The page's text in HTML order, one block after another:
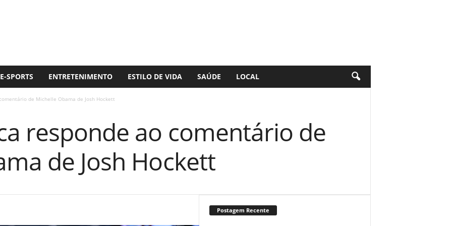
E-SPORTS ENTRETENIMENTO ESTILO DE VIDA SAÚDE LOCAL
de Michelle Obama de Josh Hockett
responde ao comentário de
de Josh Hockett
Postagem Recente